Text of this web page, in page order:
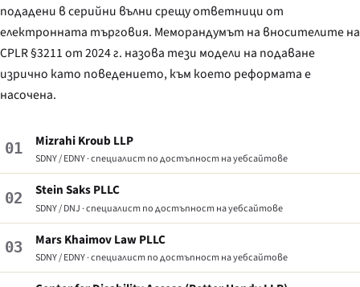
подадени в серийни вълни срещу ответници от
електронната търговия. Меморандумът на вносителите на
CPLR §3211 от 2024 г. назова тези модели на подаване
изрично като поведението, към което реформата е
насочена.
01 Mizrahi Kroub LLP
SDNY / EDNY · специалист по достъпност на уебсайтове
02 Stein Saks PLLC
SDNY / DNJ · специалист по достъпност на уебсайтове
03 Mars Khaimov Law PLLC
SDNY / EDNY · специалист по достъпност на уебсайтове